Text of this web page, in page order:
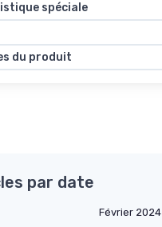
spéciale
du produit
par date
Février 2024